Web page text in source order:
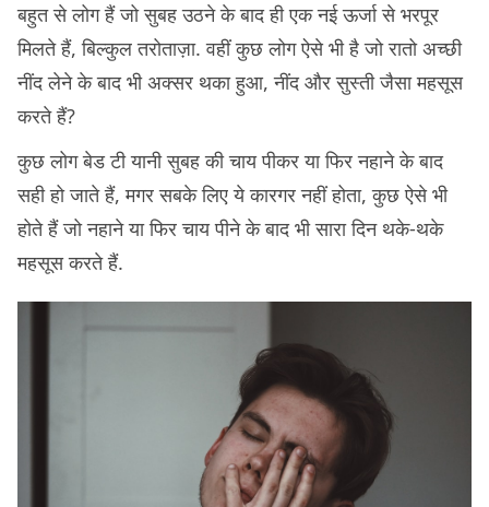
बहुत से लोग हैं जो सुबह उठने के बाद ही एक नई ऊर्जा से भरपूर
मिलते हैं, बिल्कुल तरोताज़ा. वहीं कुछ लोग ऐसे भी है जो रातो अच्छी
नींद लेने के बाद भी अक्सर थका हुआ, नींद और सुस्ती जैसा महसूस
करते हैं?
कुछ लोग बेड टी यानी सुबह की चाय पीकर या फिर नहाने के बाद
सही हो जाते हैं, मगर सबके लिए ये कारगर नहीं होता, कुछ ऐसे भी
होते हैं जो नहाने या फिर चाय पीने के बाद भी सारा दिन थके-थके
महसूस करते हैं.